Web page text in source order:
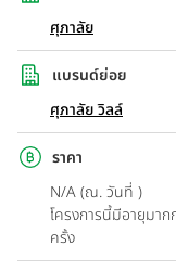
ศุภาลัย
แบรนด์ย่อย
ศุภาลัย วิลล์
ราคา
N/A (ณ. วันที่ )
โครงการนี้มีอายุมา
ครั้ง